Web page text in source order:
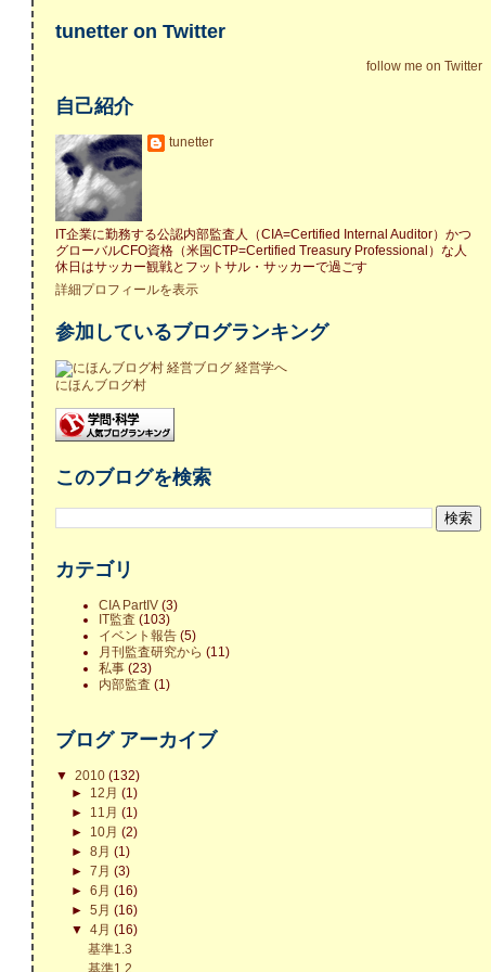
tunetter on Twitter
follow me on Twitter
自己紹介
tunetter
IT企業に勤務する公認内部監査人（CIA=Certified Internal Auditor）かつ
グローバルCFO資格（米国CTP=Certified Treasury Professional）な人
休日はサッカー観戦とフットサル・サッカーで過ごす
詳細プロフィールを表示
参加しているブログランキング
にほんブログ村
このブログを検索
カテゴリ
CIA PartIV (3)
IT監査 (103)
イベント報告 (5)
月刊監査研究から (11)
私事 (23)
内部監査 (1)
ブログ アーカイブ
▼2010(132)
► 12月(1)
► 11月(1)
► 10月(2)
►8月(1)
►7月(3)
►6月(16)
►5月(16)
▼4月(16)
基準1.3
基準1.2